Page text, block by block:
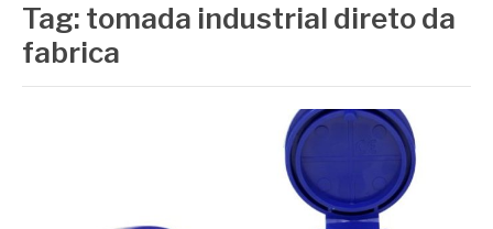
Tag: tomada industrial direto da
fabrica